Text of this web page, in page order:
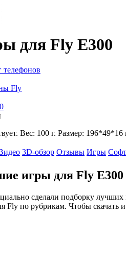
для Fly E300
телефонов
Fly
Вес: 100 г. Размер:
3D-обзор Отзывы Игры Софт
игры для Fly E300
сделали подборку лучших
Fly по рубрикам. Чтобы скачать